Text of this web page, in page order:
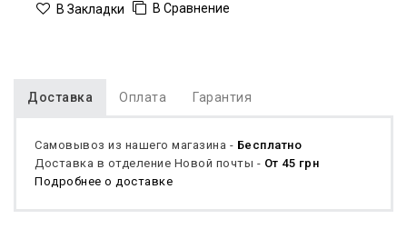
В Закладки В Сравнение
Доставка Оплата Гарантия
Самовывоз из нашего магазина - Бесплатно
Доставка в отделение Новой почты - От 45 грн
Подробнее о доставке